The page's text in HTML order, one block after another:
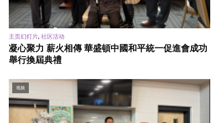
主页幻灯片, 社区活动
凝心聚力 薪火相傳 華盛頓中國和平統一促進會成功
舉行換屆典禮
视频